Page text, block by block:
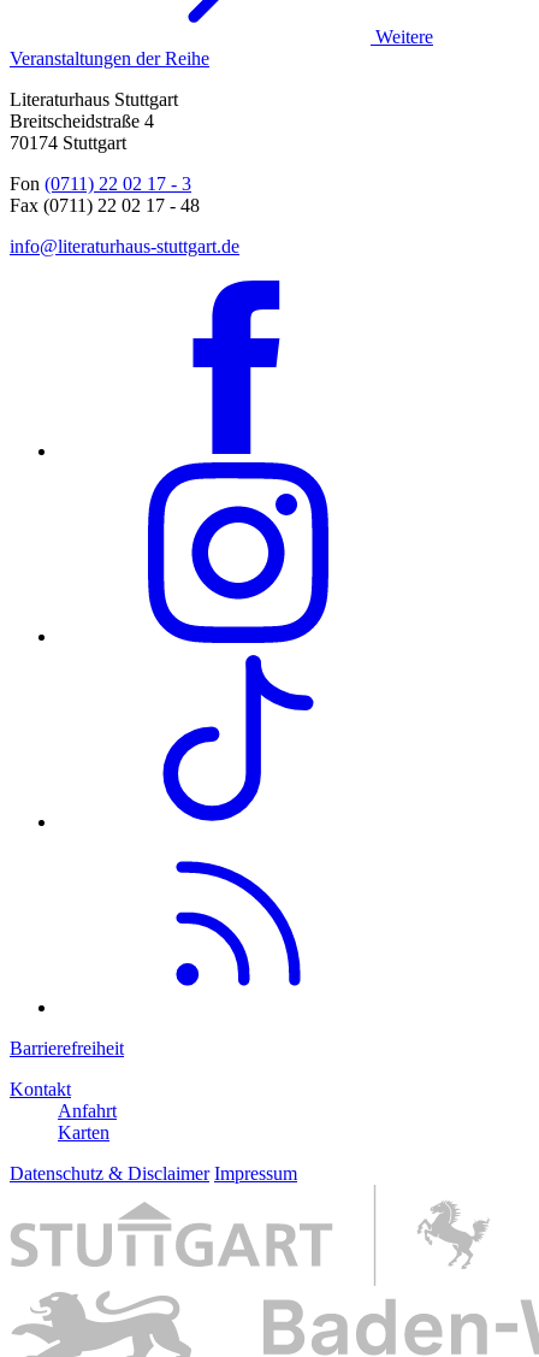
Weitere
Veranstaltungen der Reihe
Literaturhaus Stuttgart
Breitscheidstraße 4
70174 Stuttgart
Fon (0711) 22 02 17 - 3
Fax (0711) 22 02 17 - 48
info@literaturhaus-stuttgart.de
Barrierefreiheit
Kontakt
Anfahrt
Karten
Datenschutz & Disclaimer Impressum